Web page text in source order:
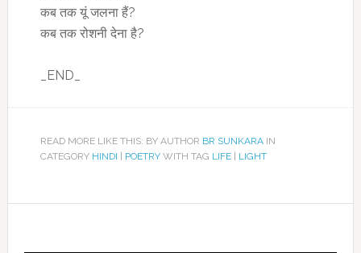
कब तक यूं जलना हैं?
कब तक रोशनी देना है?
_END_
READ MORE LIKE THIS: BY AUTHOR BR SUNKARAIN
CATEGORY HINDI | POETRYWITH TAG LIFE| LIGHT